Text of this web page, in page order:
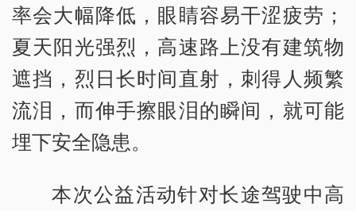
率会大幅降低，眼睛容易干涩疲劳；
夏天阳光强烈，高速路上没有建筑物
遮挡，烈日长时间直射，刺得人频繁
流泪，而伸手擦眼泪的瞬间，就可能
埋下安全隐患。
本次公益活动针对长途驾驶中高